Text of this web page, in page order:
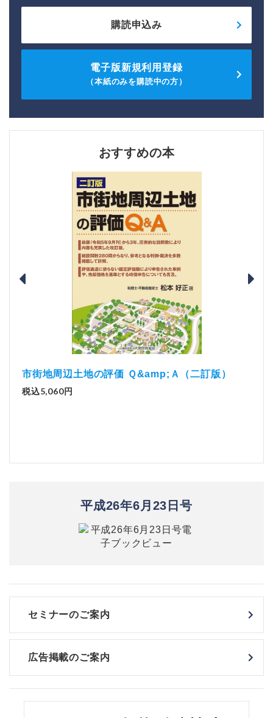
購読申込み
電子版新規利用登録
（本紙のみを購読中の方）
おすすめの本
市街地周辺土地の評価 Ｑ&amp;Ａ（二訂版）
税込5,060円
平成26年6月23日号
セミナーのご案内
広告掲載のご案内